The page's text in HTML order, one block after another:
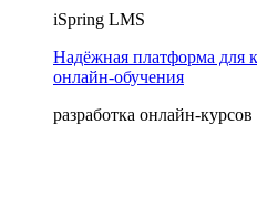
iSpring LMS
Надёжная платформа для
онлайн‑обучения
разработка онлайн-курсов